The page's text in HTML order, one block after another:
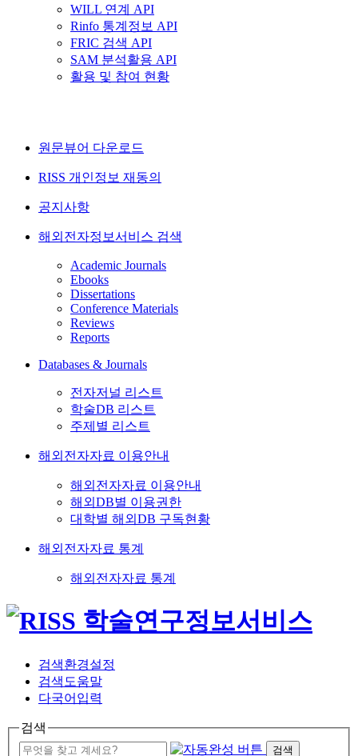
WILL 연계 API
Rinfo 통계정보 API
FRIC 검색 API
SAM 분석활용 API
활용 및 참여 현황
원문뷰어 다운로드
RISS 개인정보 재동의
공지사항
해외전자정보서비스 검색
Academic Journals
Ebooks
Dissertations
Conference Materials
Reviews
Reports
Databases & Journals
전자저널 리스트
학술DB 리스트
주제별 리스트
해외전자자료 이용안내
해외전자자료 이용안내
해외DB별 이용권한
대학별 해외DB 구독현황
해외전자자료 통계
해외전자자료 통계
검색환경설정
검색도움말
다국어입력
검색
검색